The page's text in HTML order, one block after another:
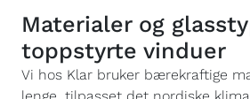
Materialer og
toppstyrte vinduer
Vi hos Klar bruker bærekraftige